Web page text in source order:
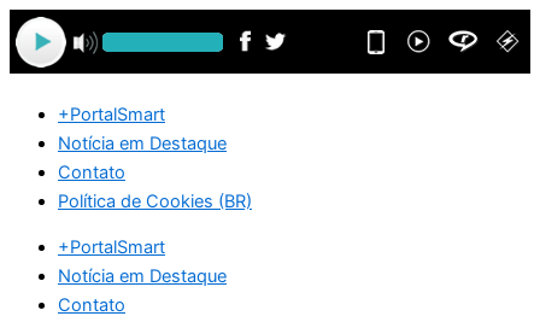
Ir
para
o
+PortalSmart
Notícia em Destaque
Contato
Política de Cookies (BR)
+PortalSmart
Notícia em Destaque
Contato